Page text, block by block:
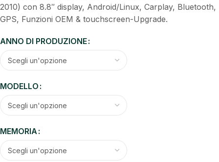
2010) con 8.8″ display, Android/Linux, Carplay, Bluetooth,
GPS, Funzioni OEM & touchscreen-Upgrade.
ANNO DI PRODUZIONE
MODELLO
MEMORIA